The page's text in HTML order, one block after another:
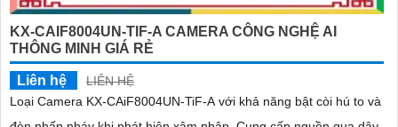
KX-CAIF8004UN-TIF-A CAMERA CÔNG NGHỆ AI
THÔNG MINH GIÁ RẺ
Liên hệ
LIÊN HỆ
Loại Camera KX-CAiF8004UN-TiF-A với khả năng bật còi hú to và